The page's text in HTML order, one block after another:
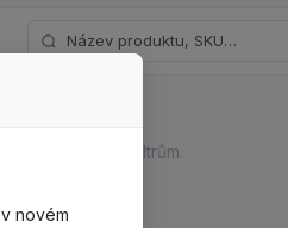
Hledat podle názvu nebo SKU
zvoleným filtrům.
novém